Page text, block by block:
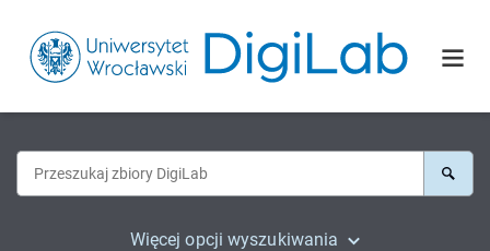
Więcej opcji wyszukiwania